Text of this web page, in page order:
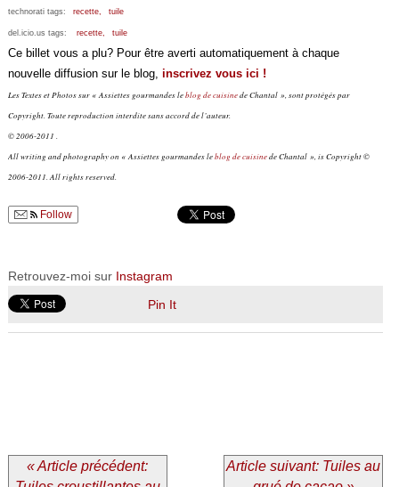
technorati tags: recette, tuile
del.icio.us tags: recette, tuile
Ce billet vous a plu? Pour être averti automatiquement à chaque
nouvelle diffusion sur le blog, inscrivez vous ici !
Les Textes et Photos sur « Assiettes gourmandes leblog de cuisinede Chantal », sont protégés par
Copyright. Toute reproduction interdite sans accord de l’auteur.
© 2006-2011 .
All writing and photography on « Assiettes gourmandes leblog de cuisinede Chantal », is Copyright ©
2006-2011. All rights reserved.
Follow
Retrouvez-moi sur Instagram
Pin It
« Article précédent:
Article suivant: Tuiles au